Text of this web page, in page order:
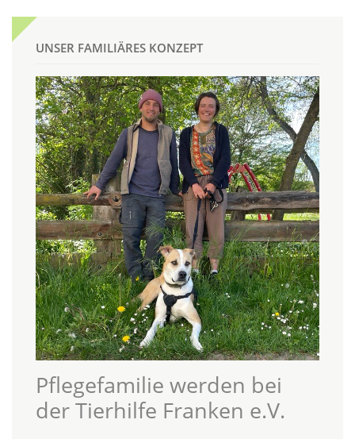
UNSER FAMILIÄRES KONZEPT
Pflegefamilie werden bei
der Tierhilfe Franken e.V.